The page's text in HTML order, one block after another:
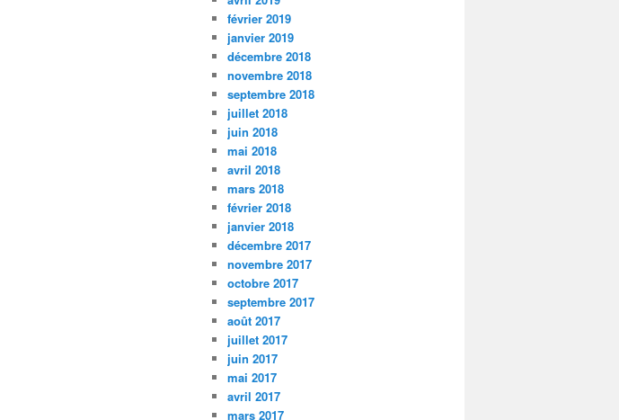
février 2019
janvier 2019
décembre 2018
novembre 2018
septembre 2018
juillet 2018
juin 2018
mai 2018
avril 2018
mars 2018
février 2018
janvier 2018
décembre 2017
novembre 2017
octobre 2017
septembre 2017
août 2017
juillet 2017
juin 2017
mai 2017
avril 2017
mars 2017